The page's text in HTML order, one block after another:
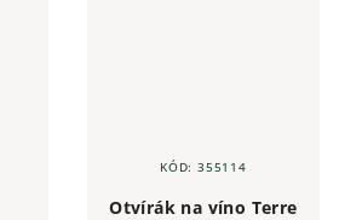
Otvírák na víno Terre
KÓD:355114